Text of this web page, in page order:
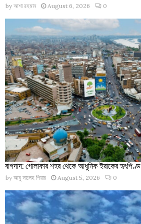
by আশা রহমান August 6, 2026 0
বাগদাদ: গোলাকার শহর থেকে আধুনিক ইরাকের হৃৎপিণ্ড
by আবু সালেহ পিয়ার August 5, 2026 0